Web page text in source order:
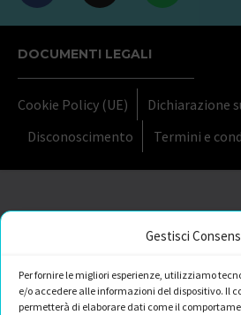
Gestisci
Per fornire le migliori esperienze, utilizziamo
e/o accedere alle informazioni del dispositivo. Il
permetterà di elaborare dati come il
DOCUMENTI LEGALI
Cookie Policy (UE)
Dichiarazione
Disconoscimento
Termini e